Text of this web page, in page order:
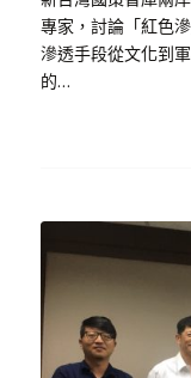
專家，討論「紅色
滲透手段從文化到
的…